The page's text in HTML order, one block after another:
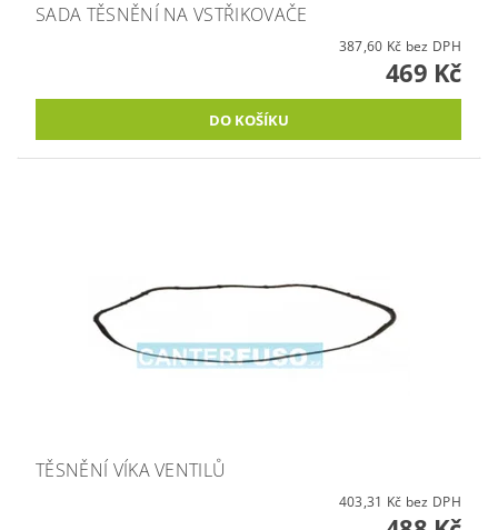
SADA TĚSNĚNÍ NA VSTŘIKOVAČE
387,60 Kč bez DPH
469 Kč
TĚSNĚNÍ VÍKA VENTILŮ
403,31 Kč bez DPH